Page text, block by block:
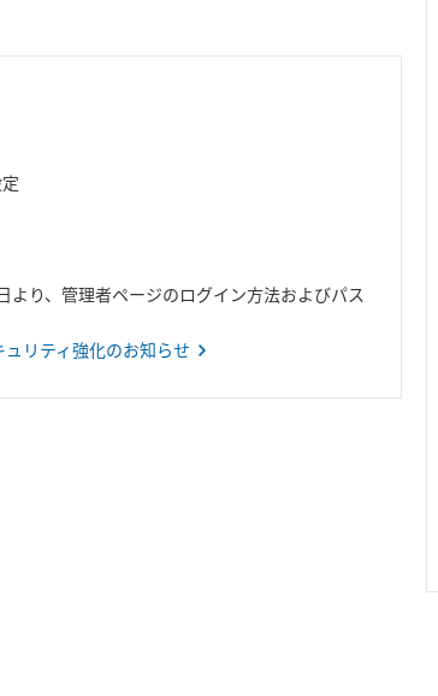
り、管理者ページのログイン方法およびパス
ュリティ強化のお知らせ